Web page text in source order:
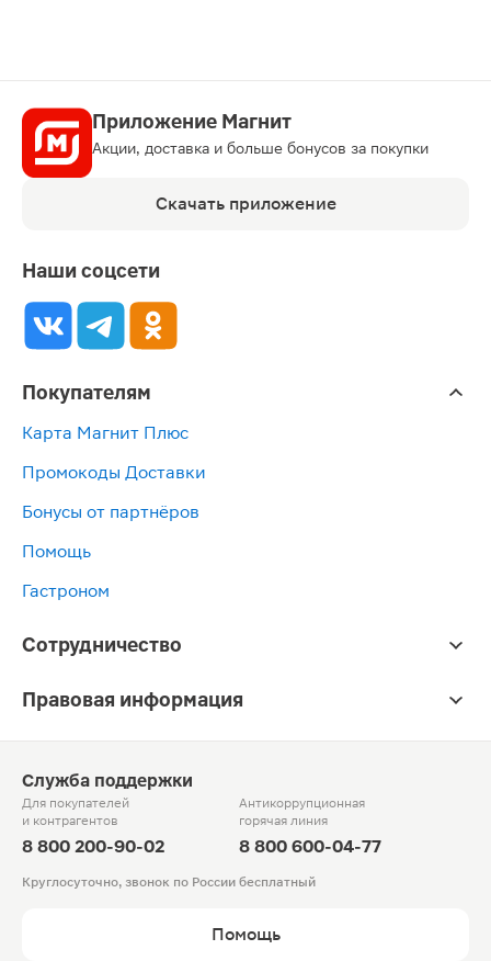
Приложение Магнит
Акции, доставка и больше бонусов за покупки
Скачать приложение
Наши соцсети
Покупателям
Карта Магнит Плюс
Промокоды Доставки
Бонусы от партнёров
Помощь
Гастроном
Сотрудничество
Правовая информация
Служба поддержки
Для покупателей
и контрагентов
8 800 200-90-02
Антикоррупционная
горячая линия
8 800 600-04-77
Круглосуточно, звонок по России бесплатный
Помощь